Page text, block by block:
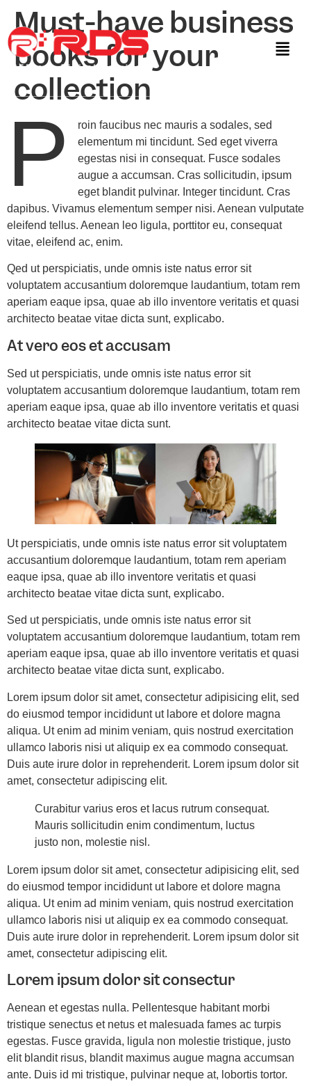
Must-have business
books for your
collection
P
roin faucibus nec mauris a sodales, sed
elementum mi tincidunt. Sed eget viverra
egestas nisi in consequat. Fusce sodales
augue a accumsan. Cras sollicitudin, ipsum
eget blandit pulvinar. Integer tincidunt. Cras
dapibus. Vivamus elementum semper nisi. Aenean vulputate
eleifend tellus. Aenean leo ligula, porttitor eu, consequat
vitae, eleifend ac, enim.
Qed ut perspiciatis, unde omnis iste natus error sit
voluptatem accusantium doloremque laudantium, totam rem
aperiam eaque ipsa, quae ab illo inventore veritatis et quasi
architecto beatae vitae dicta sunt, explicabo.
At vero eos et accusam
Sed ut perspiciatis, unde omnis iste natus error sit
voluptatem accusantium doloremque laudantium, totam rem
aperiam eaque ipsa, quae ab illo inventore veritatis et quasi
architecto beatae vitae dicta sunt.
Ut perspiciatis, unde omnis iste natus error sit voluptatem
accusantium doloremque laudantium, totam rem aperiam
eaque ipsa, quae ab illo inventore veritatis et quasi
architecto beatae vitae dicta sunt, explicabo.
Sed ut perspiciatis, unde omnis iste natus error sit
voluptatem accusantium doloremque laudantium, totam rem
aperiam eaque ipsa, quae ab illo inventore veritatis et quasi
architecto beatae vitae dicta sunt, explicabo.
Lorem ipsum dolor sit amet, consectetur adipisicing elit, sed
do eiusmod tempor incididunt ut labore et dolore magna
aliqua. Ut enim ad minim veniam, quis nostrud exercitation
ullamco laboris nisi ut aliquip ex ea commodo consequat.
Duis aute irure dolor in reprehenderit. Lorem ipsum dolor sit
amet, consectetur adipiscing elit.
Curabitur varius eros et lacus rutrum consequat.
Mauris sollicitudin enim condimentum, luctus
justo non, molestie nisl.
Lorem ipsum dolor sit amet, consectetur adipisicing elit, sed
do eiusmod tempor incididunt ut labore et dolore magna
aliqua. Ut enim ad minim veniam, quis nostrud exercitation
ullamco laboris nisi ut aliquip ex ea commodo consequat.
Duis aute irure dolor in reprehenderit. Lorem ipsum dolor sit
amet, consectetur adipiscing elit.
Lorem ipsum dolor sit consectur
Aenean et egestas nulla. Pellentesque habitant morbi
tristique senectus et netus et malesuada fames ac turpis
egestas. Fusce gravida, ligula non molestie tristique, justo
elit blandit risus, blandit maximus augue magna accumsan
ante. Duis id mi tristique, pulvinar neque at, lobortis tortor.